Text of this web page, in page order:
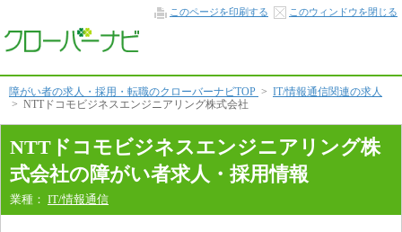
情
報
文
へ
このページを印刷する このウィンドウを閉じる
障がい者の求人・採用・転職のクローバーナビTOP > IT/情報通信関連の求人
> NTTドコモビジネスエンジニアリング株式会社
NTTドコモビジネスエンジニアリング株
式会社の障がい者求人・採用情報
業種： IT/情報通信